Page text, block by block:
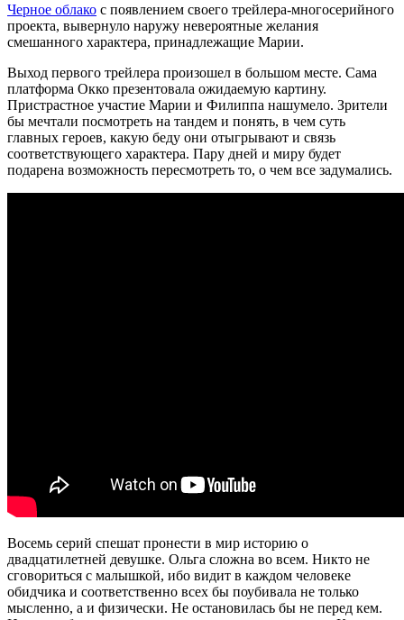
Черное облако с появлением своего трейлера-многосерийного
проекта, вывернуло наружу невероятные желания
смешанного характера, принадлежащие Марии.
Выход первого трейлера произошел в большом месте. Сама
платформа Окко презентовала ожидаемую картину.
Пристрастное участие Марии и Филиппа нашумело. Зрители
бы мечтали посмотреть на тандем и понять, в чем суть
главных героев, какую беду они отыгрывают и связь
соответствующего характера. Пару дней и миру будет
подарена возможность пересмотреть то, о чем все задумались.
Восемь серий спешат пронести в мир историю о
двадцатилетней девушке. Ольга сложна во всем. Никто не
сговориться с малышкой, ибо видит в каждом человеке
обидчика и соответственно всех бы поубивала не только
мысленно, а и физически. Не остановилась бы не перед кем.